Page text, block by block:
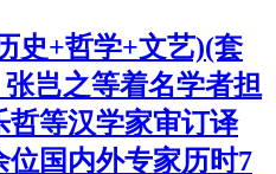
史+哲学+文艺)(套
岂之等着名学者担
哲等汉学家审订译
国内外专家历时7